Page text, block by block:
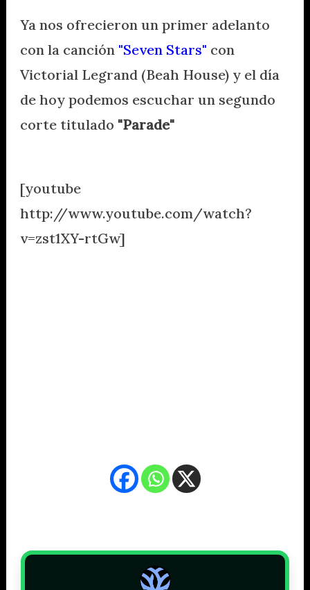
Ya nos ofrecieron un primer adelanto
con la canción"Seven Stars" con
Victorial Legrand (Beah House) y el día
de hoy podemos escuchar un segundo
corte titulado "Parade"
[youtube
http://www.youtube.com/watch?
v=zst1XY-rtGw]